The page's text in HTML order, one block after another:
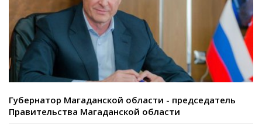
Губернатор Магаданской области - председатель
Правительства Магаданской области